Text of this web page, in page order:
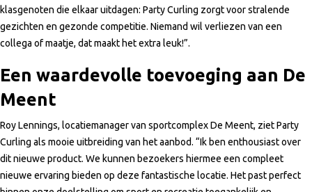
klasgenoten die elkaar uitdagen: Party Curling zorgt voor stralende
gezichten en gezonde competitie. Niemand wil verliezen van een
collega of maatje, dat maakt het extra leuk!”.
Een waardevolle toevoeging aan De
Meent
Roy Lennings, locatiemanager van sportcomplex De Meent, ziet Party
Curling als mooie uitbreiding van het aanbod. “Ik ben enthousiast over
dit nieuwe product. We kunnen bezoekers hiermee een compleet
nieuwe ervaring bieden op deze fantastische locatie. Het past perfect